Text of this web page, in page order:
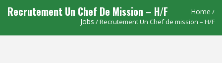
Recrutement Un Chef De Mission – H/F Home /
Jobs / Recrutement Un Chef de mission – H/F